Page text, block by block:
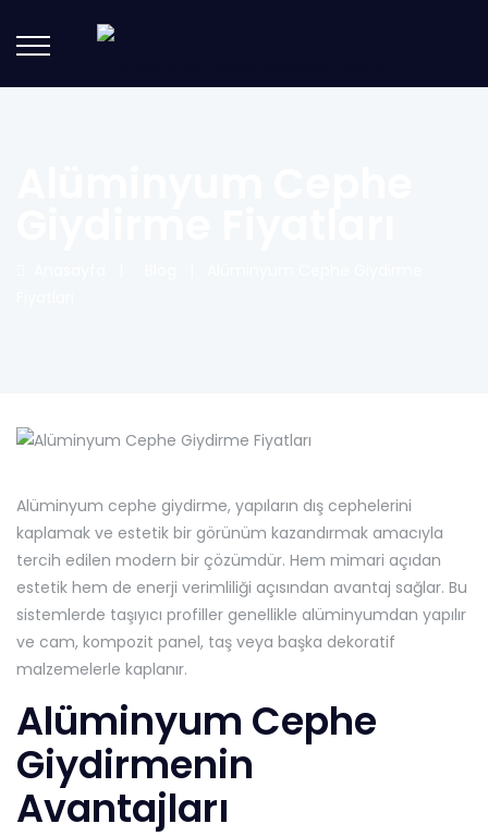
Alüminyum cephe giydirme, yapıların dış cephelerini
kaplamak ve estetik bir görünüm kazandırmak amacıyla
tercih edilen modern bir çözümdür. Hem mimari açıdan
estetik hem de enerji verimliliği açısından avantaj sağlar. Bu
sistemlerde taşıyıcı profiller genellikle alüminyumdan yapılır
ve cam, kompozit panel, taş veya başka dekoratif
malzemelerle kaplanır.
Alüminyum Cephe
Giydirmenin
Avantajları